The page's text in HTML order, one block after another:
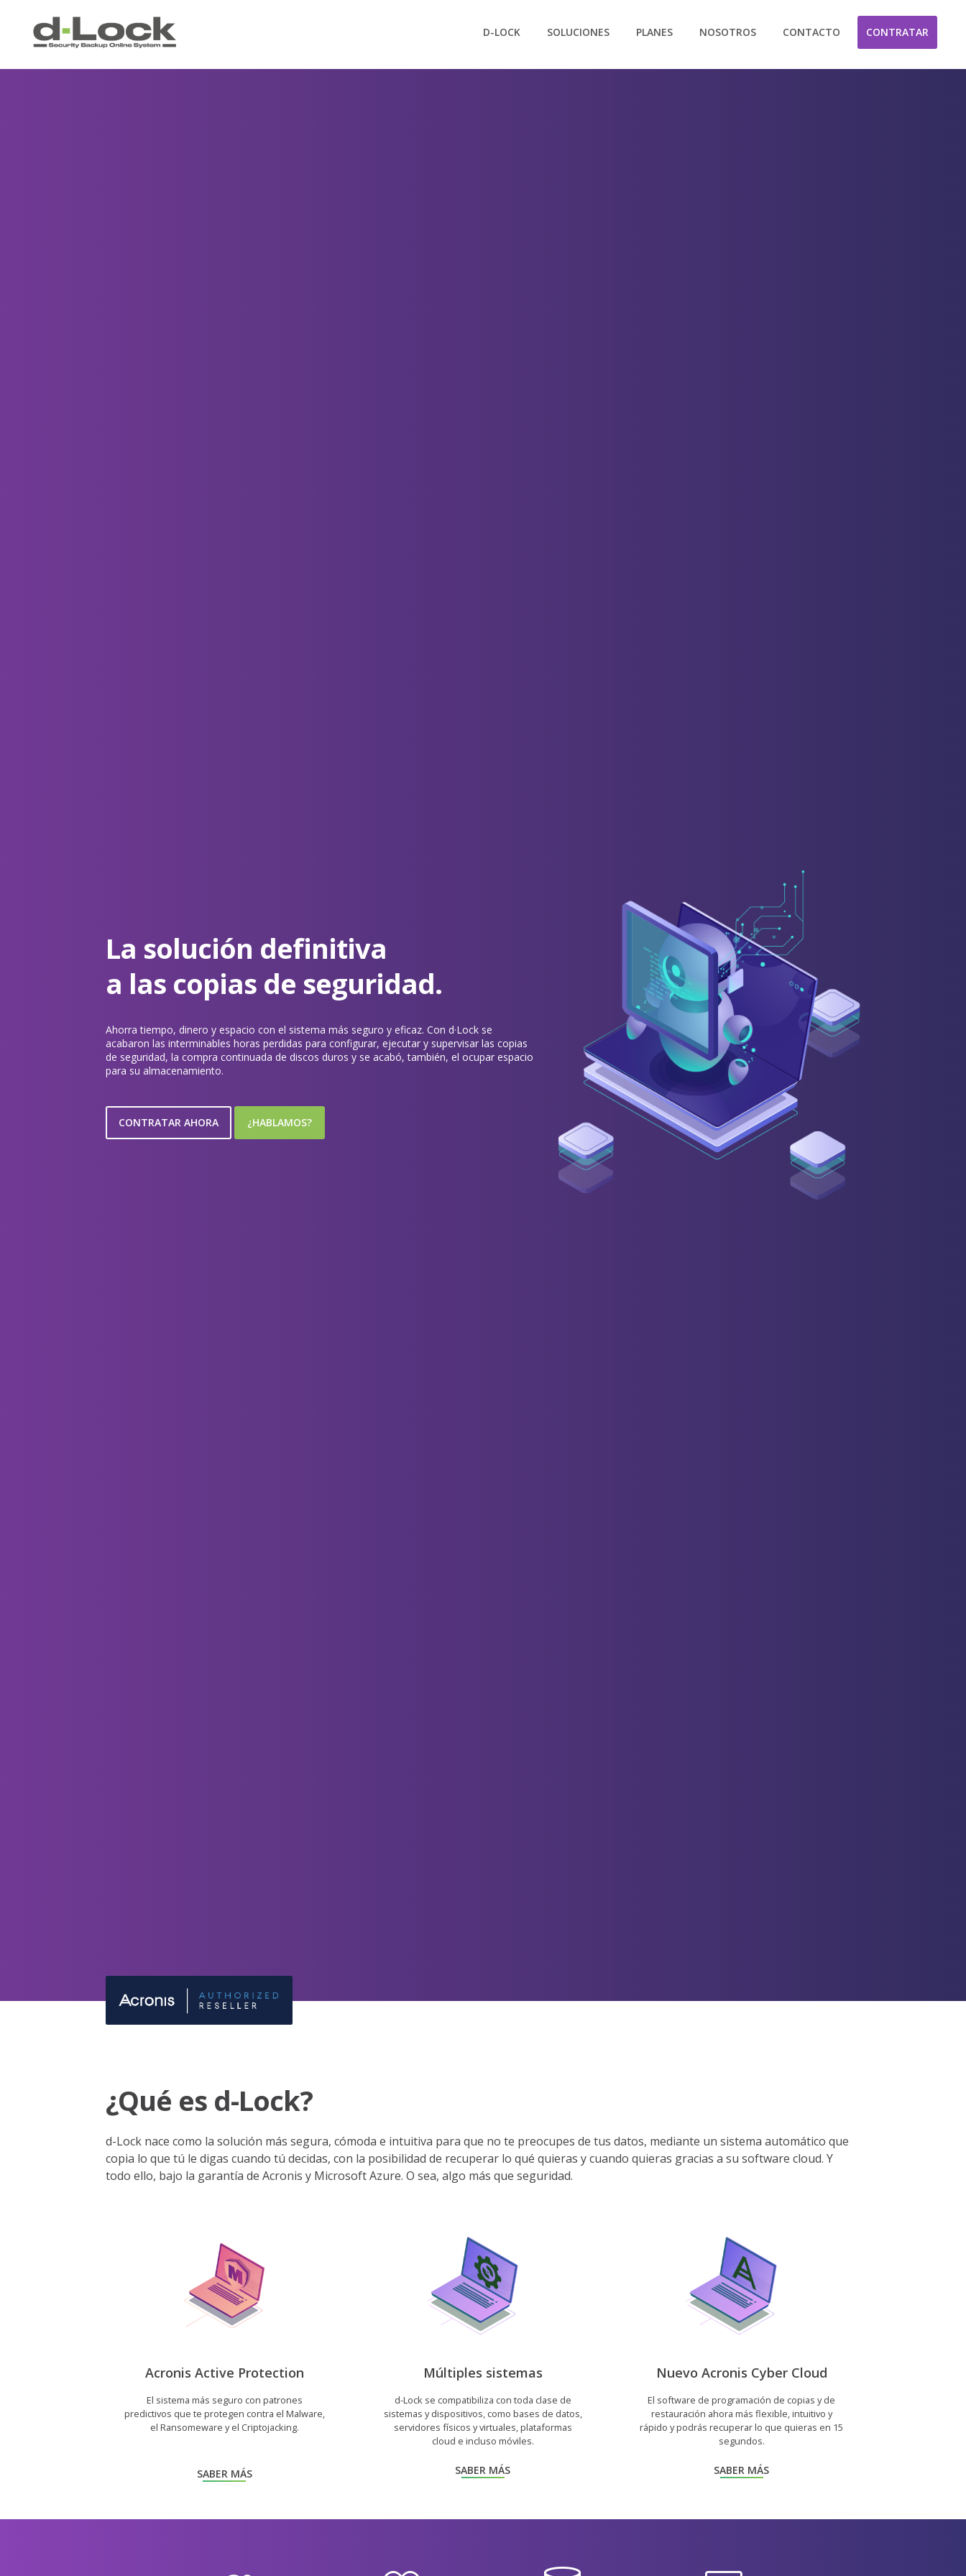
D-LOCK SOLUCIONES PLANES NOSOTROS CONTACTO CONTRATAR
La solución definitiva
a las copias de seguridad.
Ahorra tiempo, dinero y espacio con el sistema más seguro y eficaz. Con d·Lock se
acabaron las interminables horas perdidas para configurar, ejecutar y supervisar las copias
de seguridad, la compra continuada de discos duros y se acabó, también, el ocupar espacio
para su almacenamiento.
CONTRATAR AHORA ¿HABLAMOS?
¿Qué es d-Lock?
d-Lock nace como la solución más segura, cómoda e intuitiva para que no te preocupes de tus datos, mediante un sistema automático que
copia lo que tú le digas cuando tú decidas, con la posibilidad de recuperar lo qué quieras y cuando quieras gracias a su software cloud. Y
todo ello, bajo la garantía de Acronis y Microsoft Azure. O sea, algo más que seguridad.
Acronis Active Protection
El sistema más seguro con patrones
predictivos que te protegen contra el Malware,
el Ransomeware y el Criptojacking.
SABER MÁS
Múltiples sistemas
d-Lock se compatibiliza con toda clase de
sistemas y dispositivos, como bases de datos,
servidores físicos y virtuales, plataformas
cloud e incluso móviles.
SABER MÁS
Nuevo Acronis Cyber Cloud
El software de programación de copias y de
restauración ahora más flexible, intuitivo y
rápido y podrás recuperar lo que quieras en 15
segundos.
SABER MÁS